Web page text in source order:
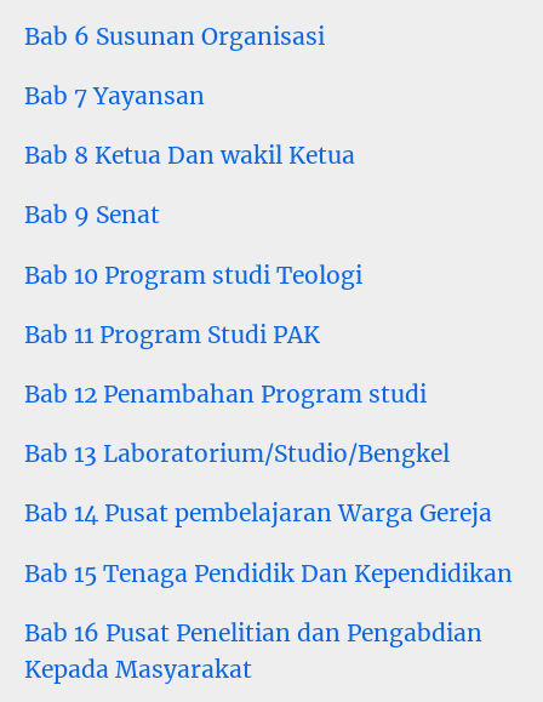
Bab 6 Susunan Organisasi
Bab 7 Yayansan
Bab 8 Ketua Dan wakil Ketua
Bab 9 Senat
Bab 10 Program studi Teologi
Bab 11 Program Studi PAK
Bab 12 Penambahan Program studi
Bab 13 Laboratorium/Studio/Bengkel
Bab 14 Pusat pembelajaran Warga Gereja
Bab 15 Tenaga Pendidik Dan Kependidikan
Bab 16 Pusat Penelitian dan Pengabdian
Kepada Masyarakat